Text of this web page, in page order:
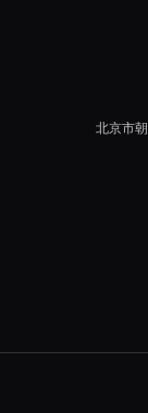
北京市